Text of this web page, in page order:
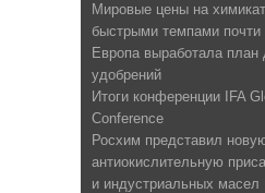
Мировые цены на
быстрыми темпами почти
Европа выработала план
удобрений
Итоги конференции IFA
Conference
Росхим представил
антиокислительную
и индустриальных масел